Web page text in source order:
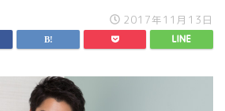
2017年11月13日